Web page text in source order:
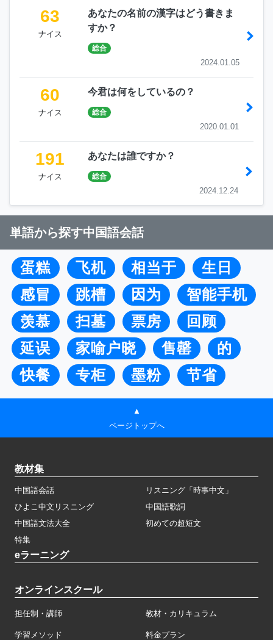
63
ナイス
あなたの名前の漢字はどう書きま
すか？
総合
2024.01.05
60
ナイス
今君は何をしているの？
総合
2020.01.01
191
ナイス
あなたは誰ですか？
総合
2024.12.24
単語から探す中国語会話
蛋糕 飞机 相当于
生日
感冒
跳槽 因为
智能手机
羡慕
扫墓 票房
回顾
延误
家喻户晓 售罄
的
快餐
专柜 墨粉 节省
▲
ページトップへ
教材集
中国語会話
リスニング「時事中文」
ひよこ中文リスニング
中国語歌詞
中国語文法大全
初めての超短文
特集
eラーニング
オンラインスクール
担任制・講師 教材・カリキュラム
学習メソッド 料金プラン